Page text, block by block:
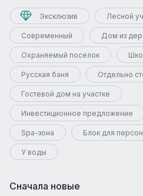
Эксклюзив Лесной
Современный Дом из
Охраняемый поселок
Русская баня Отдельно
Гостевой дом на участке
Инвестиционное предложение
Spa-зона Блок для
У воды
Сначала новые